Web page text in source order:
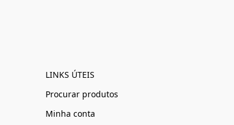
LINKS ÚTEIS
Procurar produtos
Minha conta